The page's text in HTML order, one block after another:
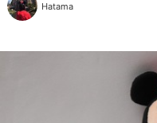
Hatama